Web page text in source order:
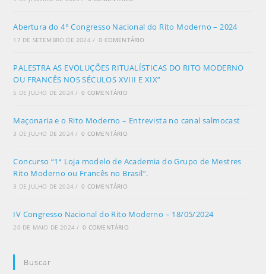
Abertura do 4° Congresso Nacional do Rito Moderno – 2024
17 DE SETEMBRO DE 2024 / 0 COMENTÁRIO
PALESTRA AS EVOLUÇÕES RITUALÍSTICAS DO RITO MODERNO
OU FRANCÊS NOS SÉCULOS XVIII E XIX”
5 DE JULHO DE 2024 / 0 COMENTÁRIO
Maçonaria e o Rito Moderno – Entrevista no canal salmocast
3 DE JULHO DE 2024 / 0 COMENTÁRIO
Concurso “1ª Loja modelo de Academia do Grupo de Mestres
Rito Moderno ou Francês no Brasil”.
3 DE JULHO DE 2024 / 0 COMENTÁRIO
IV Congresso Nacional do Rito Moderno – 18/05/2024
20 DE MAIO DE 2024 / 0 COMENTÁRIO
Buscar